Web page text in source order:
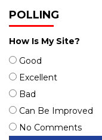
POLLING
How Is My Site?
Good
Excellent
Bad
Can Be Improved
No Comments